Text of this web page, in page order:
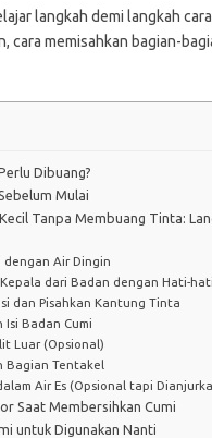
langkah demi langkah
cara memisahkan bagian-
Dibuang?
Mulai
Tanpa Membuang Tinta:
dengan Air Dingin
dari Badan dengan Hati-hati
dan Pisahkan Kantung Tinta
Badan Cumi
Luar (Opsional)
Bagian Tentakel
Air Es (Opsional tapi
Saat Membersihkan Cumi
untuk Digunakan Nanti